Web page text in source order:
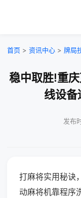
首页 > 资讯中心 > 牌局
稳中取胜!重
线设
发布
打麻将实用秘诀
动麻将机靠程序